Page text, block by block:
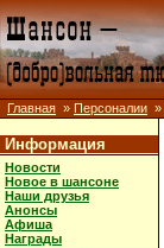
Главная » Персоналии »
Информация
Новости
Новое в шансоне
Наши друзья
Анонсы
Афиша
Награды